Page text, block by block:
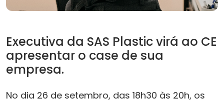
Executiva da SAS Plastic virá ao CE
apresentar o case de sua
empresa.
No dia 26 de setembro, das 18h30 às 20h, os